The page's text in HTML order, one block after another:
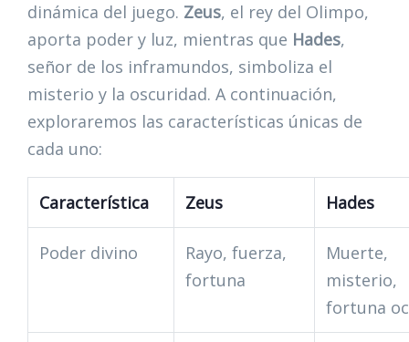
dinámica del juego. Zeus, el rey del Olimpo,
aporta poder y luz, mientras que Hades,
señor de los inframundos, simboliza el
misterio y la oscuridad. A continuación,
exploraremos las características únicas de
cada uno:
Característica Zeus Hades
Poder divino
Rayo, fuerza,
fortuna
Muerte,
misterio,
fortuna